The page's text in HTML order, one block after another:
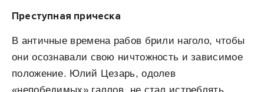
Преступная прическа
В античные времена рабов брили наголо, чтобы
они осознавали свою ничтожность и зависимое
положение. Юлий Цезарь, одолев
«непобедимых» галлов, не стал истреблять